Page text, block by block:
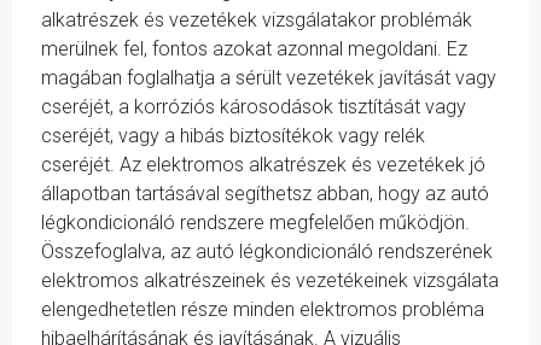
alkatrészek és vezetékek vizsgálatakor problémák
merülnek fel, fontos azokat azonnal megoldani. Ez
magában foglalhatja a sérült vezetékek javítását vagy
cseréjét, a korróziós károsodások tisztítását vagy
cseréjét, vagy a hibás biztosítékok vagy relék
cseréjét. Az elektromos alkatrészek és vezetékek jó
állapotban tartásával segíthetsz abban, hogy az autó
légkondicionáló rendszere megfelelően működjön.
Összefoglalva, az autó légkondicionáló rendszerének
elektromos alkatrészeinek és vezetékeinek vizsgálata
elengedhetetlen része minden elektromos probléma
hibaelhárításának és javításának. A vizuális